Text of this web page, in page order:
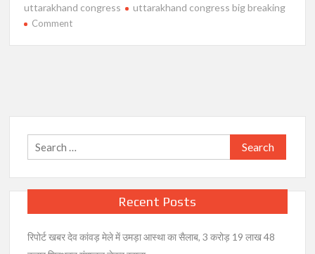
uttarakhand congress
uttarakhand congress big breaking
Commenton
हलचल
को
विधायकों
की
का
Search
for:
Recent Posts
रिपोर्ट खबर देव कांवड़ मेले में उमड़ा आस्था का सैलाब, 3 करोड़ 19 लाख 48